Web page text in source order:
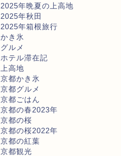
2025年晩夏の上高地
2025年秋田
2025年箱根旅行
かき氷
グルメ
ホテル滞在記
上高地
京都かき氷
京都グルメ
京都ごはん
京都の春2023年
京都の桜
京都の桜2022年
京都の紅葉
京都観光